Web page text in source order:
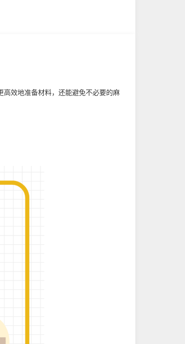
效地准备材料，还能避免不必要的麻